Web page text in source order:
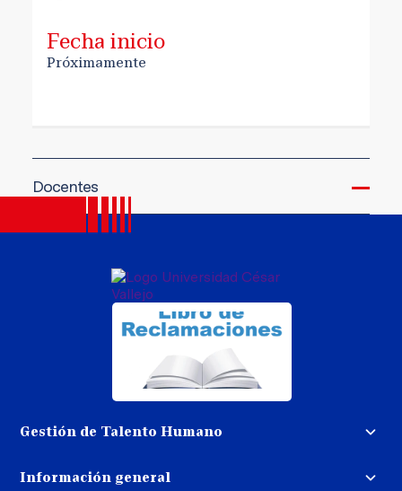
Fecha inicio
Próximamente
Docentes
Gestión de Talento Humano
Trabaja con nosotros
Información general